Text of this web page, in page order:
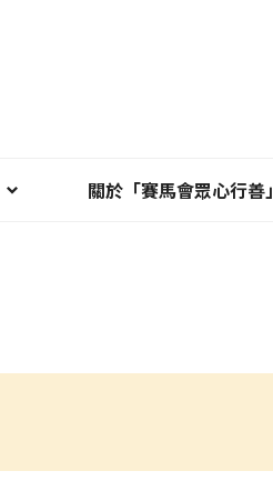
關於「賽馬會眾心行善」